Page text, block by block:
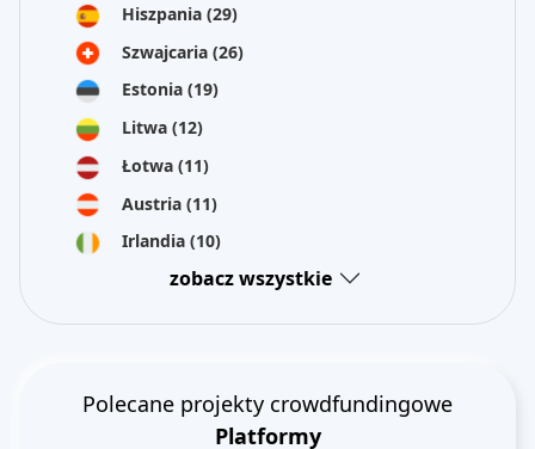
Hiszpania (29)
Szwajcaria (26)
Estonia (19)
Litwa (12)
Łotwa (11)
Austria (11)
Irlandia (10)
zobacz wszystkie
Polecane projekty crowdfundingowe
Platformy